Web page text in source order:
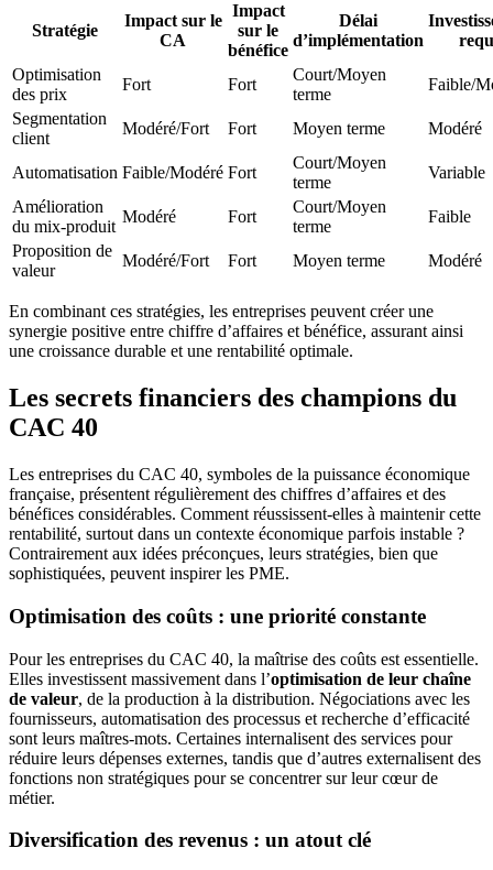
Stratégie
Impact sur le
CA
Impact
sur le
bénéfice
Délai
d’implémentation
Optimisation
des prix
Fort Fort
Court/Moyen
terme
Faible/
Segmentation
client
Modéré/Fort Fort Moyen terme Modéré
Automatisation Faible/Modéré Fort
Court/Moyen
terme
Variable
Amélioration
du mix-produit
Modéré Fort
Court/Moyen
terme
Faible
Proposition de
valeur
Modéré/Fort Fort Moyen terme Modéré
En combinant ces stratégies, les entreprises peuvent créer une
synergie positive entre chiffre d’affaires et bénéfice, assurant ainsi
une croissance durable et une rentabilité optimale.
Les secrets financiers des champions du
CAC 40
Les entreprises du CAC 40, symboles de la puissance économique
française, présentent régulièrement des chiffres d’affaires et des
bénéfices considérables. Comment réussissent-elles à maintenir cette
rentabilité, surtout dans un contexte économique parfois instable ?
Contrairement aux idées préconçues, leurs stratégies, bien que
sophistiquées, peuvent inspirer les PME.
Optimisation des coûts : une priorité constante
Pour les entreprises du CAC 40, la maîtrise des coûts est essentielle.
Elles investissent massivement dans l’optimisation de leur chaîne
de valeur, de la production à la distribution. Négociations avec les
fournisseurs, automatisation des processus et recherche d’efficacité
sont leurs maîtres-mots. Certaines internalisent des services pour
réduire leurs dépenses externes, tandis que d’autres externalisent des
fonctions non stratégiques pour se concentrer sur leur cœur de
métier.
Diversification des revenus : un atout clé